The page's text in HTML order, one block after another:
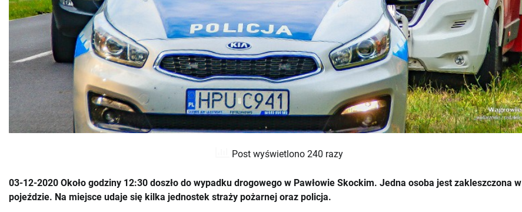
Post wyświetlono 240 razy
03-12-2020 Około godziny 12:30 doszło do wypadku drogowego w Pawłowie Skockim. Jedna osoba jest zakleszczona w
pojeździe. Na miejsce udaje się kilka jednostek straży pożarnej oraz policja.